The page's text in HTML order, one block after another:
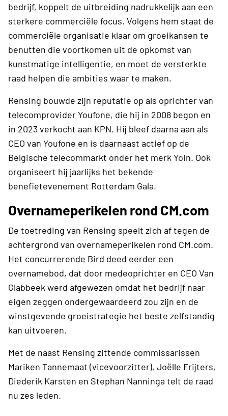
bedrijf, koppelt de uitbreiding nadrukkelijk aan een
sterkere commerciële focus. Volgens hem staat de
commerciële organisatie klaar om groeikansen te
benutten die voortkomen uit de opkomst van
kunstmatige intelligentie, en moet de versterkte
raad helpen die ambities waar te maken.
Rensing bouwde zijn reputatie op als oprichter van
telecomprovider Youfone, die hij in 2008 begon en
in 2023 verkocht aan KPN. Hij bleef daarna aan als
CEO van Youfone en is daarnaast actief op de
Belgische telecommarkt onder het merk Yoin. Ook
organiseert hij jaarlijks het bekende
benefietevenement Rotterdam Gala.
Overnameperikelen rond CM.com
De toetreding van Rensing speelt zich af tegen de
achtergrond van overnameperikelen rond CM.com.
Het concurrerende Bird deed eerder een
overnamebod, dat door medeoprichter en CEO Van
Glabbeek werd afgewezen omdat het bedrijf naar
eigen zeggen ondergewaardeerd zou zijn en de
winstgevende groeistrategie het beste zelfstandig
kan uitvoeren.
Met de naast Rensing zittende commissarissen
Mariken Tannemaat (vicevoorzitter), Joëlle Frijters,
Diederik Karsten en Stephan Nanninga telt de raad
nu zes leden.